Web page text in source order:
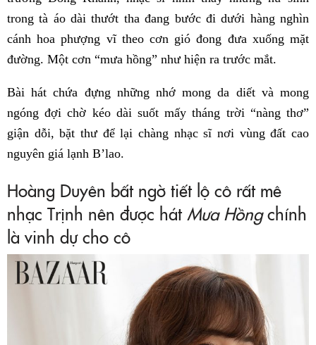
trong tà áo dài thướt tha đang bước đi dưới hàng nghìn
cánh hoa phượng vĩ theo cơn gió đong đưa xuống mặt
đường. Một cơn “mưa hồng” như hiện ra trước mắt.
Bài hát chứa đựng những nhớ mong da diết và mong
ngóng đợi chờ kéo dài suốt mấy tháng trời “nàng thơ”
giận dỗi, bặt thư để lại chàng nhạc sĩ nơi vùng đất cao
nguyên giá lạnh B’lao.
Hoàng Duyên bất ngờ tiết lộ cô rất mê
nhạc Trịnh nên được hát Mưa Hồngchính
là vinh dự cho cô